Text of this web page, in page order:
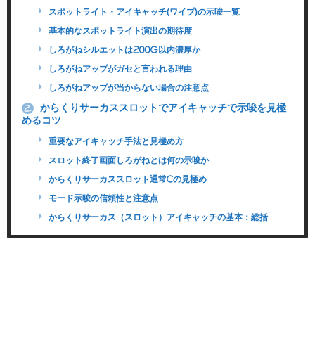
スポットライト・アイキャッチ(ワイプ)の示唆一覧
基本的なスポットライト演出の期待度
しろがねシルエットは200G以内濃厚か
しろがねアップがガセと言われる理由
しろがねアップが当からない場合の注意点
2.
からくりサーカススロットでアイキャッチで示唆を見極
めるコツ
重要なアイキャッチ手法と見極め方
スロット終了画面しろがねとは何の示唆か
からくりサーカススロット通常Cの見極め
モード示唆の信頼性と注意点
からくりサーカス（スロット）アイキャッチの基本：総括